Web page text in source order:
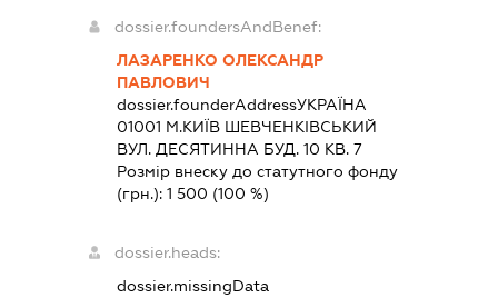
dossier.foundersAndBenef:
ЛАЗАРЕНКО ОЛЕКСАНДР
ПАВЛОВИЧ
dossier.founderAddressУКРАЇНА
01001 М.КИЇВ ШЕВЧЕНКІВСЬКИЙ
ВУЛ. ДЕСЯТИННА БУД. 10 КВ. 7
Розмір внеску до статутного фонду
(грн.): 1 500 (100 %)
dossier.heads:
dossier.missingData